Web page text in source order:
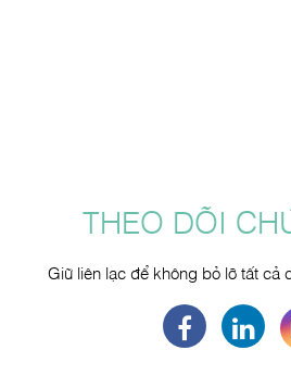
THEO DÕI
Giữ liên lạc để không bỏ lỡ tất cả